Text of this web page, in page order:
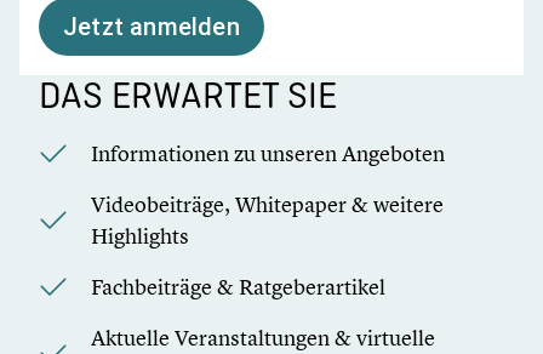
Jetzt anmelden
DAS ERWARTET SIE
Informationen zu unseren Angeboten
Videobeiträge, Whitepaper & weitere
Highlights
Fachbeiträge & Ratgeberartikel
Aktuelle Veranstaltungen & virtuelle